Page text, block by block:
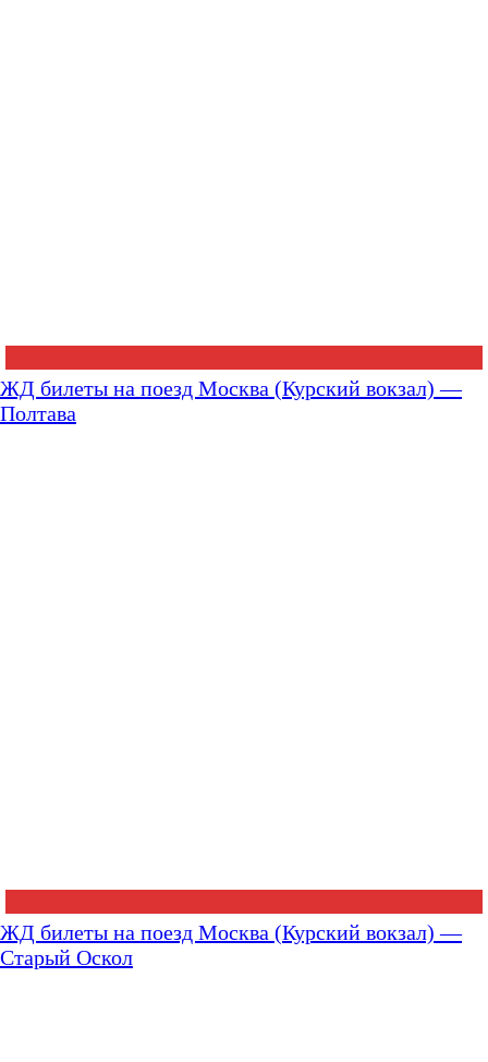
ЖД билеты на поезд Москва (Курский вокзал) —
Полтава
ЖД билеты на поезд Москва (Курский вокзал) —
Старый Оскол